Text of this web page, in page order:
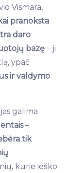
Vismara,
pranoksta
daro
bazę – ji
ypač
ir valdymo
galima
–
tik
kurie ieško